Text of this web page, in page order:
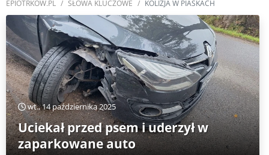
EPIOTRKOW.PL SŁOWA KLUCZOWE KOLIZJA W PIASKACH
wt., 14 października 2025
Uciekał przed psem i uderzył w
zaparkowane auto